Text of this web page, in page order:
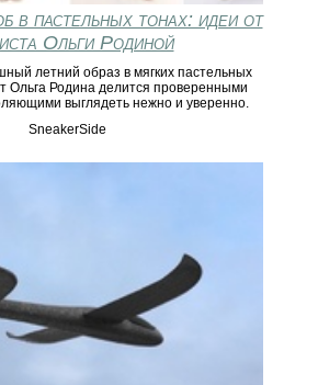
в пастельных тонах: идеи от
Ольги Родиной
летний образ в мягких пастельных
Ольга Родина делится проверенными
выглядеть нежно и уверенно.
SneakerSide